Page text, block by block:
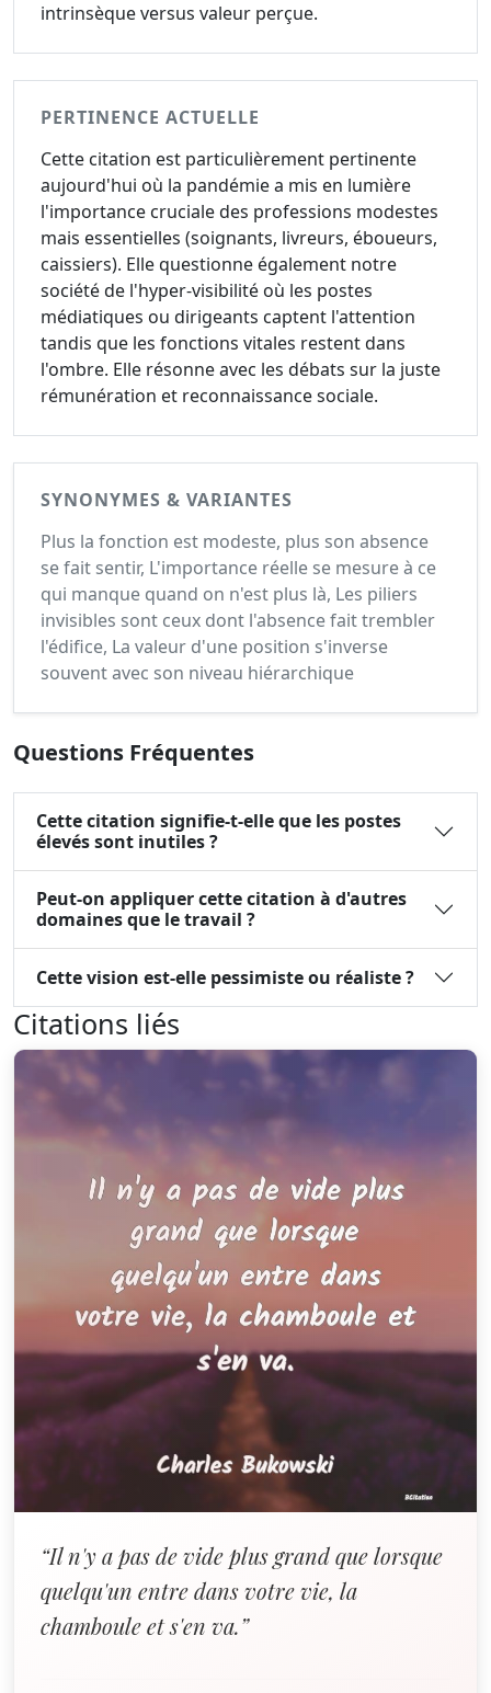
intrinsèque versus valeur perçue.
PERTINENCE ACTUELLE
Cette citation est particulièrement pertinente
aujourd'hui où la pandémie a mis en lumière
l'importance cruciale des professions modestes
mais essentielles (soignants, livreurs, éboueurs,
caissiers). Elle questionne également notre
société de l'hyper-visibilité où les postes
médiatiques ou dirigeants captent l'attention
tandis que les fonctions vitales restent dans
l'ombre. Elle résonne avec les débats sur la juste
rémunération et reconnaissance sociale.
SYNONYMES & VARIANTES
Plus la fonction est modeste, plus son absence
se fait sentir, L'importance réelle se mesure à ce
qui manque quand on n'est plus là, Les piliers
invisibles sont ceux dont l'absence fait trembler
l'édifice, La valeur d'une position s'inverse
souvent avec son niveau hiérarchique
Questions Fréquentes
Cette citation signifie-t-elle que les postes
élevés sont inutiles ?
Peut-on appliquer cette citation à d'autres
domaines que le travail ?
Cette vision est-elle pessimiste ou réaliste ?
Citations liés
“Il n'y a pas de vide plus grand que lorsque
quelqu'un entre dans votre vie, la
chamboule et s'en va.”